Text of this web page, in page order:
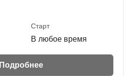
Старт
В любое время
Подробнее